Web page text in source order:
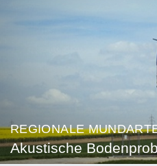
REGIONALE
Akustische